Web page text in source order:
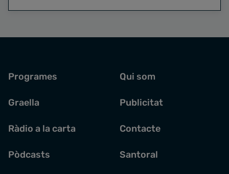
Programes
Graella
Ràdio a la carta
Pòdcasts
Qui som
Publicitat
Contacte
Santoral